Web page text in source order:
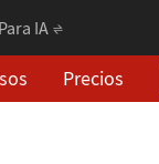
Para IA
Precios